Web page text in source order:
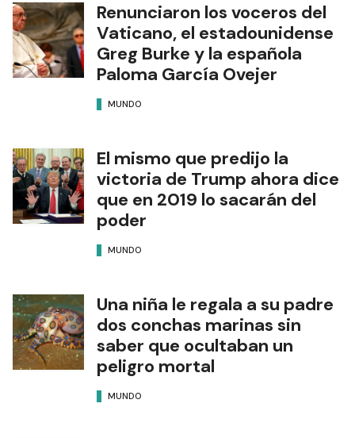
Renunciaron los voceros del
Vaticano, el estadounidense
Greg Burke y la española
Paloma García Ovejer
MUNDO
El mismo que predijo la
victoria de Trump ahora dice
que en 2019 lo sacarán del
poder
MUNDO
Una niña le regala a su padre
dos conchas marinas sin
saber que ocultaban un
peligro mortal
MUNDO